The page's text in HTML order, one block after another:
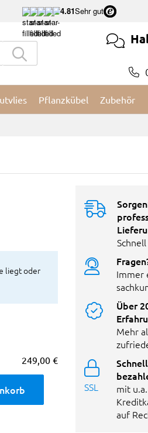
4.81Sehr gut
Pflanzkübel Zubehör
liegt oder
249,00 €
Immer
Über
Mehr
SSL
mit
auf